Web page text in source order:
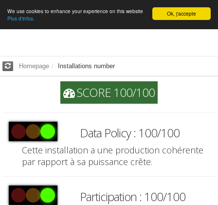
English Ok, j'accepte
We use cookies to enhance your experience on this website
Plus d'infos.
Homepage Installations number
SCORE 100/100
Data Policy : 100/100
Cette installation a une production cohérente
par rapport à sa puissance crête.
Participation : 100/100